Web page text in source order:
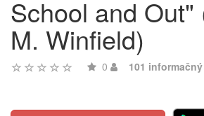
School and Out"
M. Winfield)
0 101